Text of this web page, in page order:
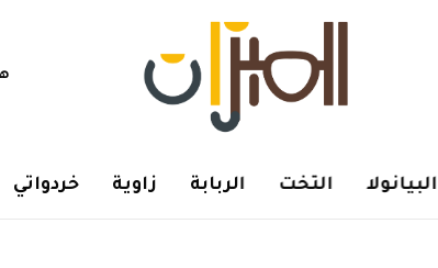
البيانولا التخت الربابة زاوية خردواتي